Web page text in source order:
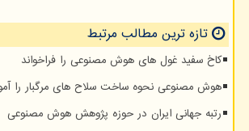
تازه ترین مطالب مرتبط
کاخ سفید غول های هوش مصنوعی را فراخواند
هوش مصنوعی نحوه ساخت سلاح های مرگبار را
رتبه جهانی ایران در حوزه پژوهش هوش مصنوعی